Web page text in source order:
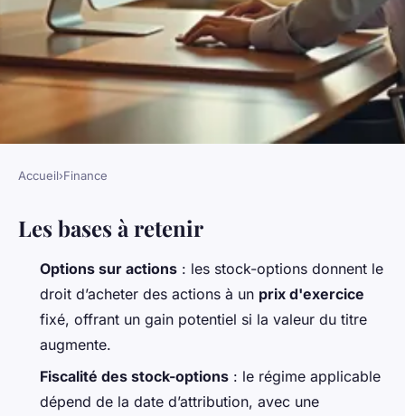
Les stock-options, un
complément salarial à
considérer
02/06/2026 15:06 11 min de lecture
Accueil›Finance
Les bases à retenir
Options sur actions : les stock-options donnent le
droit d’acheter des actions à un prix d'exercice
fixé, offrant un gain potentiel si la valeur du titre
augmente.
Fiscalité des stock-options : le régime applicable
dépend de la date d’attribution, avec une